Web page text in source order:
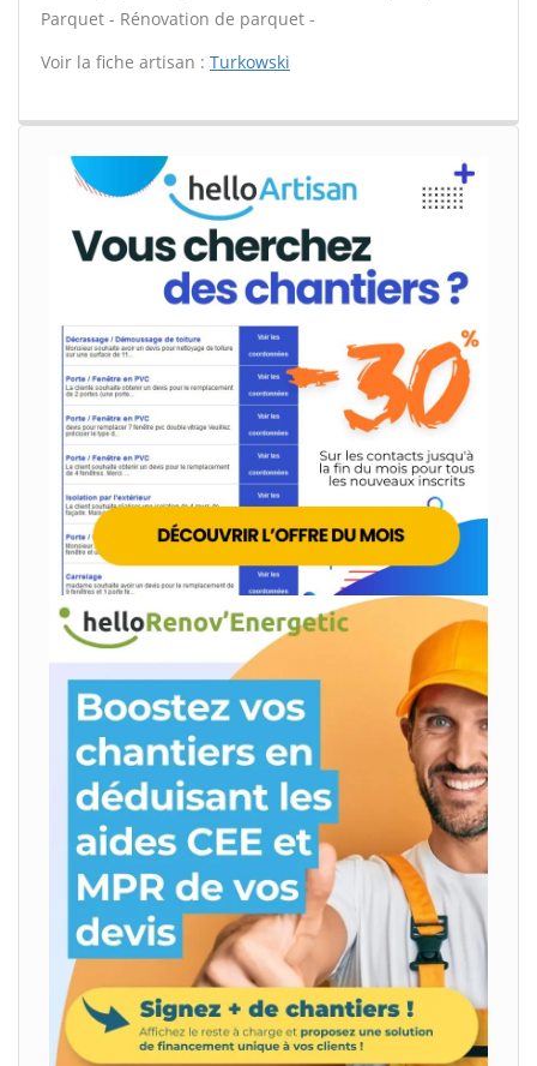
Parquet - Rénovation de parquet -
Voir la fiche artisan : Turkowski